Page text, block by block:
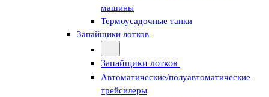
машины
Термоусадочные танки
Запайщики лотков
Запайщики лотков
Автоматические/полуавтоматические
трейсилеры